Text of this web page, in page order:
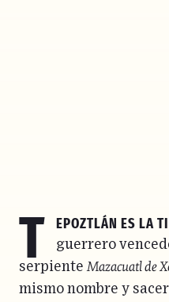
T epoztlán es la
guerrero
serpienteMazacuatl de
mismo nombre y